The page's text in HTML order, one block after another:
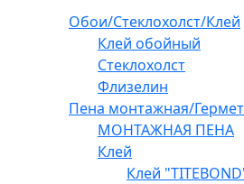
Обои/Стеклохолст/Клей
Клей обойный
Стеклохолст
Флизелин
Пена монтажная/
МОНТАЖНАЯ ПЕНА
Клей
Клей